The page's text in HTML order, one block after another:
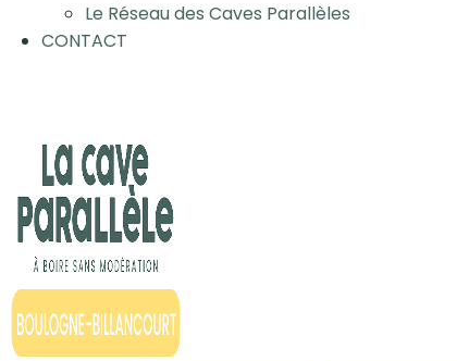
Le Réseau des Caves Parallèles
CONTACT